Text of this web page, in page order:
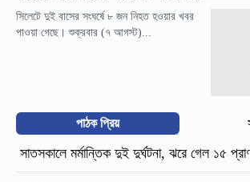
সিলেটে দুই বাসের সংঘর্ষে ৮ জন নিহত হওয়ার খবর
পাওয়া গেছে। শুক্রবার (৭ আগস্ট)...
পাঠক প্রিয়
সাতসকালে মর্মান্তিক দুই দুর্ঘটনা, ঝরে গেল ১৫